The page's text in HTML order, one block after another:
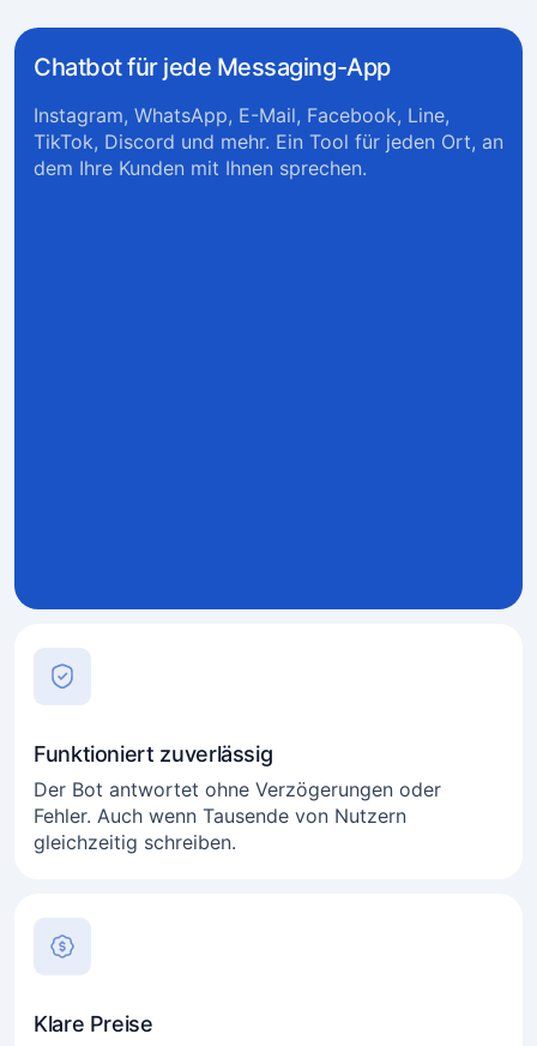
Chatbot für jede Messaging-App
Instagram, WhatsApp, E-Mail, Facebook, Line,
TikTok, Discord und mehr. Ein Tool für jeden Ort, an
dem Ihre Kunden mit Ihnen sprechen.
Funktioniert zuverlässig
Der Bot antwortet ohne Verzögerungen oder
Fehler. Auch wenn Tausende von Nutzern
gleichzeitig schreiben.
Klare Preise